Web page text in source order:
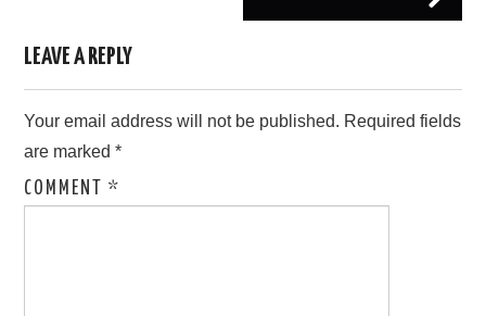
LEAVE A REPLY
Your email address will not be published. Required fields
are marked*
COMMENT*